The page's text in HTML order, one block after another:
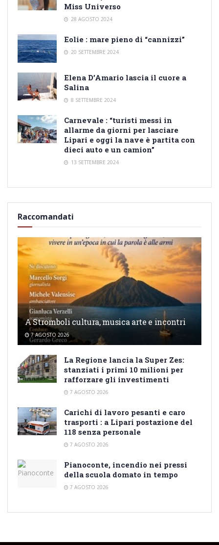
Miss Universo
28 AGOSTO 2024
Eolie : mare pieno di “cannizzi”
20 SETTEMBRE 2024
Elena D’Amario lascia il cuore a
Salina
8 SETTEMBRE 2024
Carnevale : “turisti messi in
allarme da giorni per lasciare
Lipari e oggi la nave è partita con
dieci auto e un camion”
13 SETTEMBRE 2024
Raccomandati
A Stromboli cultura, musica arte e incontri
7 AGOSTO 2026
La Regione lancia la Super Zes:
stanziati i primi 10 milioni per
rafforzare gli investimenti
7 AGOSTO 2026
Carichi di lavoro pesanti e caro
trasporti : a Lipari postazione del
118 senza personale
7 AGOSTO 2026
Pianoconte, incendio nei pressi
della scuola domato in tempo
7 AGOSTO 2026